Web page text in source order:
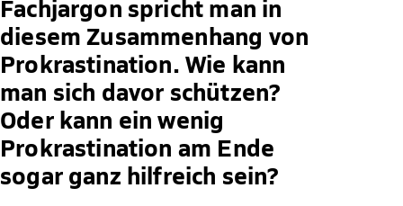
Fachjargon spricht man in
diesem Zusammenhang von
Prokrastination. Wie kann
man sich davor schützen?
Oder kann ein wenig
Prokrastination am Ende
sogar ganz hilfreich sein?